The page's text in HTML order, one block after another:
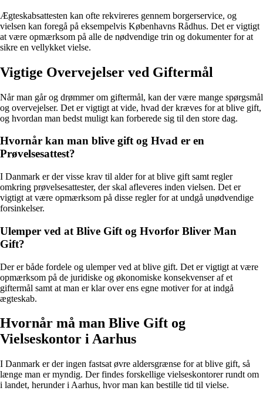
Ægteskabsattesten kan ofte rekvireres gennem borgerservice, og
vielsen kan foregå på eksempelvis Københavns Rådhus. Det er vigtigt
at være opmærksom på alle de nødvendige trin og dokumenter for at
sikre en vellykket vielse.
Vigtige Overvejelser ved Giftermål
Når man går og drømmer om giftermål, kan der være mange spørgsmål
og overvejelser. Det er vigtigt at vide, hvad der kræves for at blive gift,
og hvordan man bedst muligt kan forberede sig til den store dag.
Hvornår kan man blive gift og Hvad er en
Prøvelsesattest?
I Danmark er der visse krav til alder for at blive gift samt regler
omkring prøvelsesattester, der skal afleveres inden vielsen. Det er
vigtigt at være opmærksom på disse regler for at undgå unødvendige
forsinkelser.
Ulemper ved at Blive Gift og Hvorfor Bliver Man
Gift?
Der er både fordele og ulemper ved at blive gift. Det er vigtigt at være
opmærksom på de juridiske og økonomiske konsekvenser af et
giftermål samt at man er klar over ens egne motiver for at indgå
ægteskab.
Hvornår må man Blive Gift og
Vielseskontor i Aarhus
I Danmark er der ingen fastsat øvre aldersgrænse for at blive gift, så
længe man er myndig. Der findes forskellige vielseskontorer rundt om
i landet, herunder i Aarhus, hvor man kan bestille tid til vielse.